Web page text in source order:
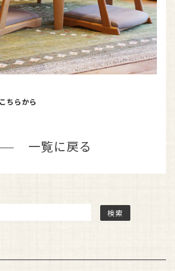
ちらから
一覧に戻る